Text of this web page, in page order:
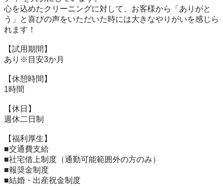
心を込めたクリーニングに対して、お客様から「ありがと
う」と喜びの声をいただいた時には大きなやりがいを感じら
れます！
【試用期間】
あり※目安3か月
【休憩時間】
1時間
【休日】
週休二日制
【福利厚生】
■交通費支給
■社宅借上制度（通勤可能範囲外の方のみ）
■報奨金制度
■結婚・出産祝金制度